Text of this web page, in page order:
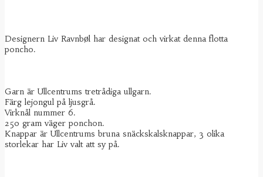
Designern Liv Ravnbøl har designat och virkat denna flotta
poncho.
Garn är Ullcentrums tretrådiga ullgarn.
Färg lejongul på ljusgrå.
Virknål nummer 6.
250 gram väger ponchon.
Knappar är Ullcentrums bruna snäckskalsknappar, 3 olika
storlekar har Liv valt att sy på.